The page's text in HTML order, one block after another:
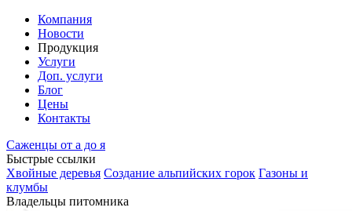
Компания
Новости
Продукция
Услуги
Доп. услуги
Блог
Цены
Контакты
Саженцы от а до я
Быстрые ссылки
Хвойные деревья Создание альпийских горок Газоны и
клумбы
Владельцы питомника